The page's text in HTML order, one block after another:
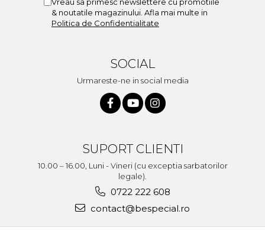
& noutatile magazinului. Afla mai multe in
Politica de Confidentialitate
SOCIAL
Urmareste-ne in social media
SUPORT CLIENTI
10.00 – 16.00, Luni - Vineri (cu exceptia sarbatorilor
legale).
0722 222 608
contact@bespecial.ro